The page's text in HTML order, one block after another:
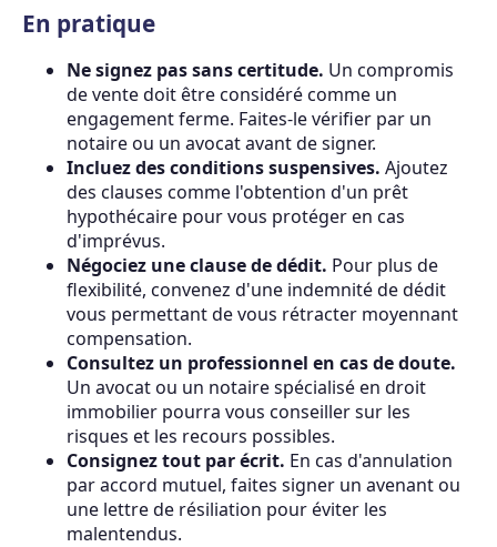
En pratique
Ne signez pas sans certitude. Un compromis
de vente doit être considéré comme un
engagement ferme. Faites-le vérifier par un
notaire ou un avocat avant de signer.
Incluez des conditions suspensives. Ajoutez
des clauses comme l'obtention d'un prêt
hypothécaire pour vous protéger en cas
d'imprévus.
Négociez une clause de dédit. Pour plus de
flexibilité, convenez d'une indemnité de dédit
vous permettant de vous rétracter moyennant
compensation.
Consultez un professionnel en cas de doute.
Un avocat ou un notaire spécialisé en droit
immobilier pourra vous conseiller sur les
risques et les recours possibles.
Consignez tout par écrit. En cas d'annulation
par accord mutuel, faites signer un avenant ou
une lettre de résiliation pour éviter les
malentendus.